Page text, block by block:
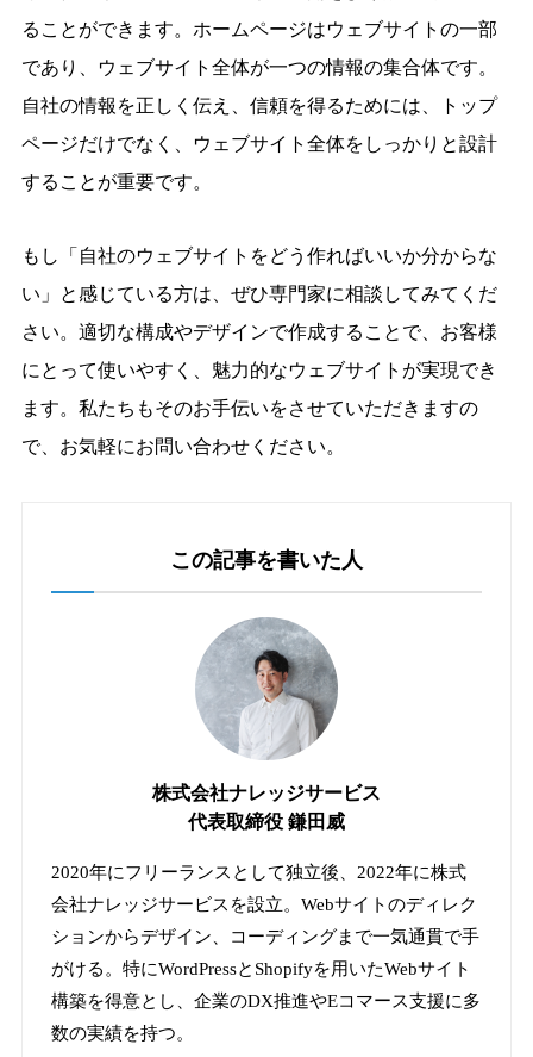
ることができます。ホームページはウェブサイトの一部
であり、ウェブサイト全体が一つの情報の集合体です。
自社の情報を正しく伝え、信頼を得るためには、トップ
ページだけでなく、ウェブサイト全体をしっかりと設計
することが重要です。
もし「自社のウェブサイトをどう作ればいいか分からな
い」と感じている方は、ぜひ専門家に相談してみてくだ
さい。適切な構成やデザインで作成することで、お客様
にとって使いやすく、魅力的なウェブサイトが実現でき
ます。私たちもそのお手伝いをさせていただきますの
で、お気軽にお問い合わせください。
この記事を書いた人
株式会社ナレッジサービス
代表取締役 鎌田威
2020年にフリーランスとして独立後、2022年に株式
会社ナレッジサービスを設立。Webサイトのディレク
ションからデザイン、コーディングまで一気通貫で手
がける。特にWordPressとShopifyを用いたWebサイト
構築を得意とし、企業のDX推進やEコマース支援に多
数の実績を持つ。